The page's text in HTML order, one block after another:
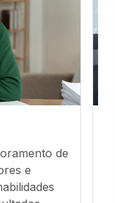
de
e